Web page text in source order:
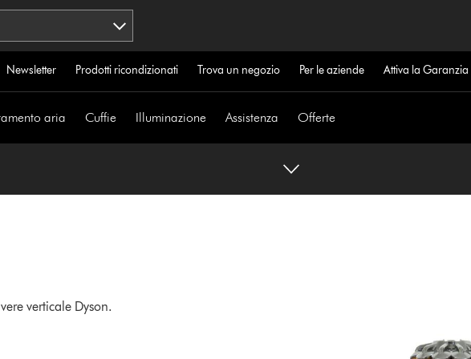
Newsletter Prodotti ricondizionati Trova un negozio Per le aziende Attiva la
aria Cuffie Illuminazione Assistenza Offerte
verticale Dyson.